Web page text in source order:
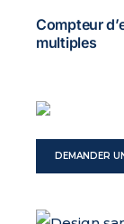
Compteur
multiples
DEMANDER